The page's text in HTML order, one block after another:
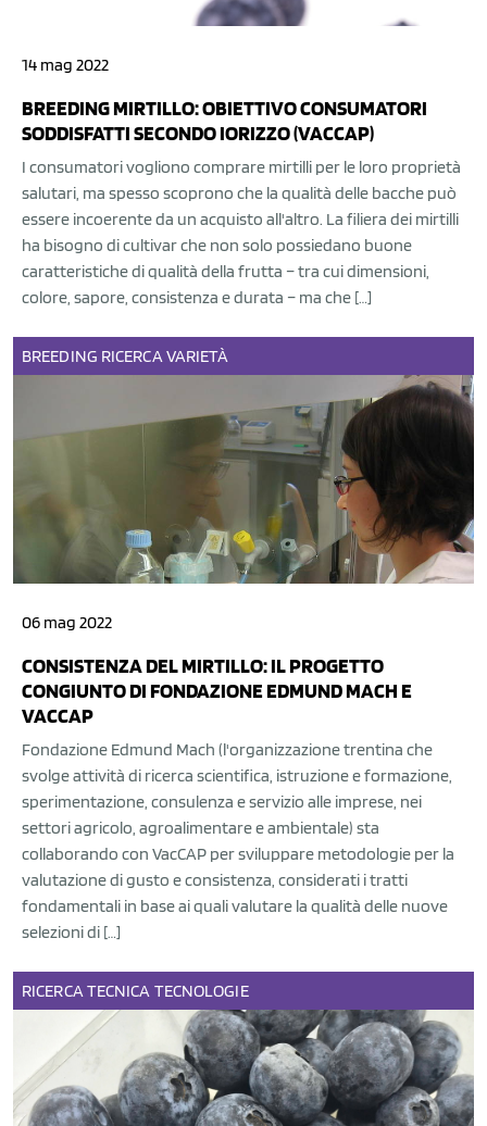
14 mag 2022
BREEDING MIRTILLO: OBIETTIVO CONSUMATORI
SODDISFATTI SECONDO IORIZZO (VACCAP)
I consumatori vogliono comprare mirtilli per le loro proprietà
salutari, ma spesso scoprono che la qualità delle bacche può
essere incoerente da un acquisto all'altro. La filiera dei mirtilli
ha bisogno di cultivar che non solo possiedano buone
caratteristiche di qualità della frutta – tra cui dimensioni,
colore, sapore, consistenza e durata – ma che […]
BREEDING RICERCAVARIETÀ
06 mag 2022
CONSISTENZA DEL MIRTILLO: IL PROGETTO
CONGIUNTO DI FONDAZIONE EDMUND MACH E
VACCAP
Fondazione Edmund Mach (l'organizzazione trentina che
svolge attività di ricerca scientifica, istruzione e formazione,
sperimentazione, consulenza e servizio alle imprese, nei
settori agricolo, agroalimentare e ambientale) sta
collaborando con VacCAP per sviluppare metodologie per la
valutazione di gusto e consistenza, considerati i tratti
fondamentali in base ai quali valutare la qualità delle nuove
selezioni di […]
RICERCATECNICA TECNOLOGIE